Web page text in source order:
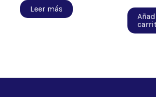
Leer más